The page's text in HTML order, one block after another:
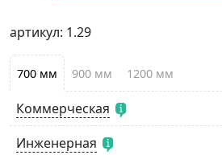
артикул: 1.29
700 мм 900 мм 1200 мм
Коммерческая
Инженерная